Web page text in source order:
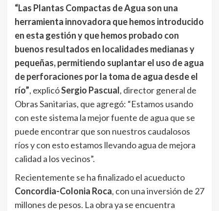
“Las Plantas Compactas de Agua son una
herramienta innovadora que hemos introducido
en esta gestión y que hemos probado con
buenos resultados en localidades medianas y
pequeñas, permitiendo suplantar el uso de agua
de perforaciones por la toma de agua desde el
río”, explicóSergio Pascual, director general de
Obras Sanitarias, que agregó: “Estamos usando
con este sistema la mejor fuente de agua que se
puede encontrar que son nuestros caudalosos
ríos y con esto estamos llevando agua de mejora
calidad a los vecinos”.
Recientemente se ha finalizado el acueducto
Concordia-Colonia Roca, con una inversión de 27
millones de pesos. La obra ya se encuentra